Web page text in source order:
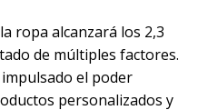
ropa alcanzará los 2,3
de múltiples factores.
el poder
personalizados y